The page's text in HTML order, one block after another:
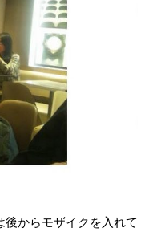
からモザイクを入れて